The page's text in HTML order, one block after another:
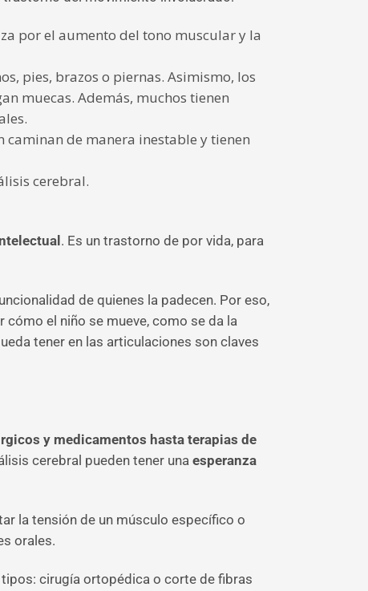
por el aumento del tono muscular y la
pies, brazos o piernas. Asimismo, los
muecas. Además, muchos tienen
de manera inestable y tienen
cerebral.
. Es un trastorno de por vida, para
de quienes la padecen. Por eso,
el niño se mueve, como se da la
tener en las articulaciones son claves
y medicamentos hasta terapias de
cerebral pueden tener una esperanza
la tensión de un músculo específico o
orales.
cirugía ortopédica o corte de fibras